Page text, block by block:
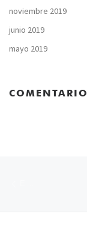
noviembre 2019
junio 2019
mayo 2019